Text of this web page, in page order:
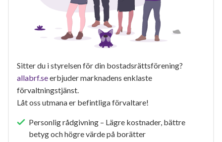
Sitter du i styrelsen för din bostadsrättsförening?
allabrf.seerbjuder marknadens enklaste
förvaltningstjänst.
Låt oss utmana er befintliga förvaltare!
Personlig rådgivning – Lägre kostnader, bättre
betyg och högre värde på borätter